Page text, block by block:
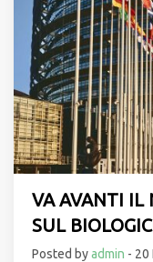
VA AVANTI IL
SUL
Posted byadmin - 20